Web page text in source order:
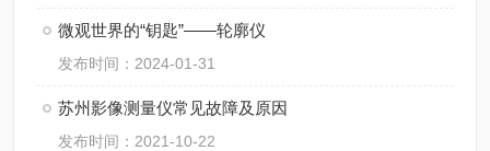
微观世界的“钥匙”——轮廓仪
发布时间：2024-01-31
苏州影像测量仪常见故障及原因
发布时间：2021-10-22